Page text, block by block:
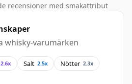
recensioner med smakattribut
whisky-varumärken
2.6x Salt 2.5x Nötter 2.3x